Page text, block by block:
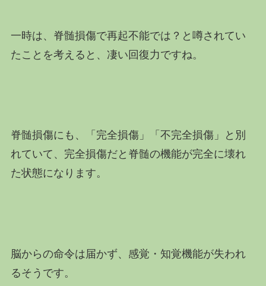
一時は、脊髄損傷で再起不能では？と噂されてい
たことを考えると、凄い回復力ですね。
脊髄損傷にも、「完全損傷」「不完全損傷」と別
れていて、完全損傷だと脊髄の機能が完全に壊れ
た状態になります。
脳からの命令は届かず、感覚・知覚機能が失われ
るそうです。